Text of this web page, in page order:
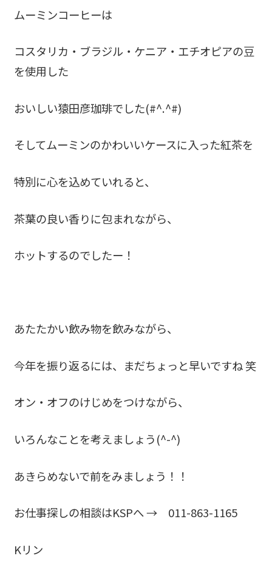
ムーミンコーヒーは
コスタリカ・ブラジル・ケニア・エチオピアの豆
を使用した
おいしい猿田彦珈琲でした(#^.^#)
そしてムーミンのかわいいケースに入った紅茶を
特別に心を込めていれると、
茶葉の良い香りに包まれながら、
ホットするのでしたー！
あたたかい飲み物を飲みながら、
今年を振り返るには、まだちょっと早いですね 笑
オン・オフのけじめをつけながら、
いろんなことを考えましょう(^-^)
あきらめないで前をみましょう！！
お仕事探しの相談はKSPへ → 011-863-1165
Kリン